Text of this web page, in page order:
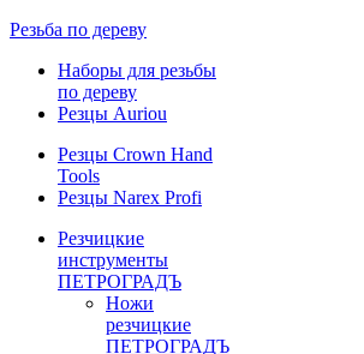
Резьба по дереву
Наборы для резьбы
по дереву
Резцы Auriou
Резцы Crown Hand
Tools
Резцы Narex Profi
Резчицкие
инструменты
ПЕТРОГРАДЪ
Ножи
резчицкие
ПЕТРОГРАДЪ